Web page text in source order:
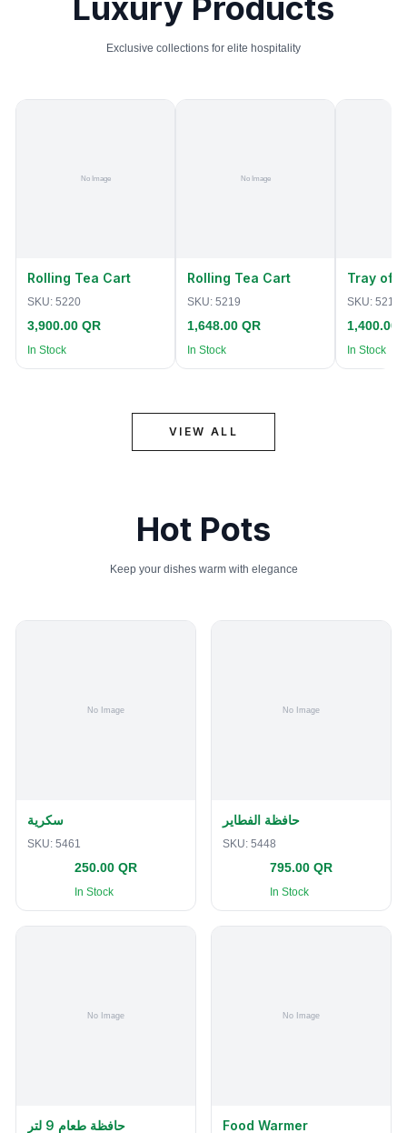
Luxury Products
Exclusive collections for elite hospitality
Rolling Tea Cart
SKU: 5220
3,900.00 QR
In Stock
Rolling Tea Cart
SKU: 5219
1,648.00 QR
In Stock
Tray of
SKU: 5218
1,400.00
In Stock
VIEW ALL
Hot Pots
Keep your dishes warm with elegance
سكرية
SKU: 5461
250.00 QR
In Stock
حافظة الفطاير
SKU: 5448
795.00 QR
In Stock
حافظة طعام 9 لتر Food Warmer